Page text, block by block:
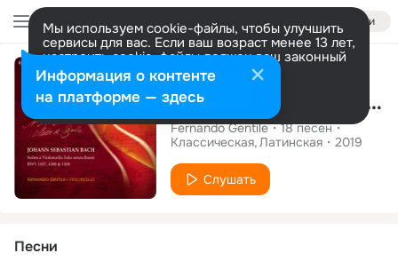
Войти
Мы используем cookie-файлы, чтобы улучшить
сервисы для вас. Если ваш возраст менее 13 лет,
настроить cookie-файлы должен ваш законный
представитель. Больше информации
Разрешить все Настроить
Альбом
J. S. Bach: Cello Suites Vol 1
Fernando Gentile 18песен
Классическая Латинская 2019
Слушать
Песни
Информация о контенте
на платформе — здесь